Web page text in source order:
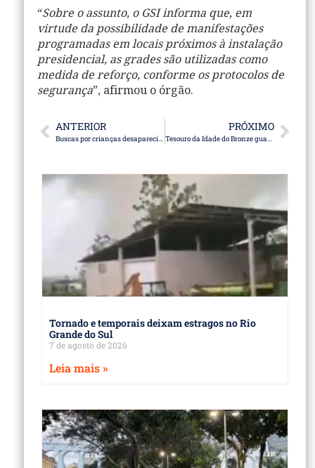
“Sobre o assunto, o GSI informa que, em
virtude da possibilidade de manifestações
programadas em locais próximos à instalação
presidencial, as grades são utilizadas como
medida de reforço, conforme os protocolos de
segurança”, afirmou o órgão.
ANTERIOR
Buscas por crianças desaparecidas no MA seguem com novas ações
PRÓXIMO
Tesouro da Idade do Bronze guarda metal de outro planeta
Tornado e temporais deixam estragos no Rio
Grande do Sul
7 de agosto de 2026
Leia mais »